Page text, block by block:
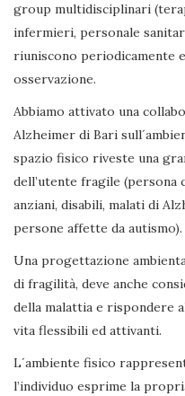
group multidisciplinari
infermieri, personale
riuniscono periodicamente
osservazione.
Abbiamo attivato una
Alzheimer di Bari
spazio fisico riveste una
dell’utente fragile (persona
anziani, disabili, malati di
persone affette da autismo).
Una progettazione
di fragilità, deve anche
della malattia e rispondere
vita flessibili ed attivanti.
L´ambiente fisico
l’individuo esprime la